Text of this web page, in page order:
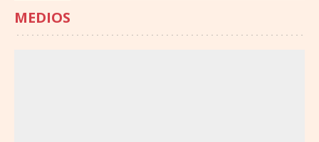
MEDIOS